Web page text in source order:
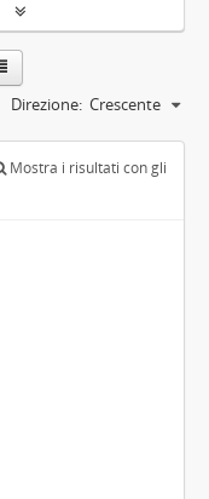
Direzione: Crescente
Mostra i risultati con gli